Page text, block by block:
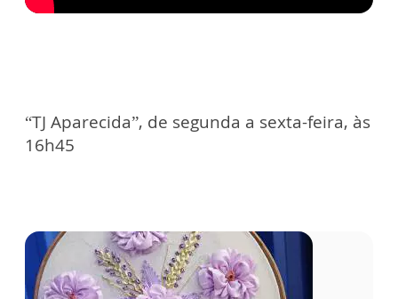
“TJ Aparecida”, de segunda a sexta-feira, às
16h45